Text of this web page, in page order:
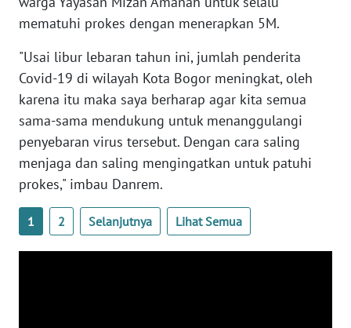
mematuhi prokes dengan menerapkan 5M.
"Usai libur lebaran tahun ini, jumlah penderita
Covid-19 di wilayah Kota Bogor meningkat, oleh
karena itu maka saya berharap agar kita semua
sama-sama mendukung untuk menanggulangi
penyebaran virus tersebut. Dengan cara saling
menjaga dan saling mengingatkan untuk patuhi
prokes," imbau Danrem.
1 2 Selanjutnya Lihat Semua
SULTENG
SULBAR
WN
BABEL
WN
SUMBAR
SUMSEL